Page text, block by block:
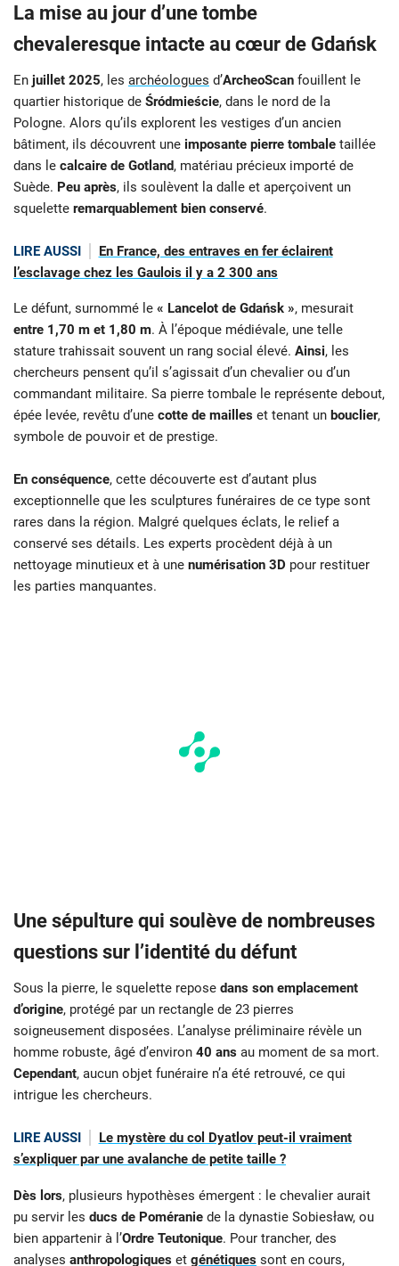
La mise au jour d’une tombe
chevaleresque intacte au cœur de Gdańsk
En juillet 2025, les archéologues d’ArcheoScan fouillent le
quartier historique de Śródmieście, dans le nord de la
Pologne. Alors qu’ils explorent les vestiges d’un ancien
bâtiment, ils découvrent une imposante pierre tombale taillée
dans le calcaire de Gotland, matériau précieux importé de
Suède. Peu après, ils soulèvent la dalle et aperçoivent un
squelette remarquablement bien conservé.
LIRE AUSSI
En France, des entraves en fer éclairent
l’esclavage chez les Gaulois il y a 2 300 ans
Le défunt, surnommé le « Lancelot de Gdańsk », mesurait
entre 1,70 m et 1,80 m. À l’époque médiévale, une telle
stature trahissait souvent un rang social élevé. Ainsi, les
chercheurs pensent qu’il s’agissait d’un chevalier ou d’un
commandant militaire. Sa pierre tombale le représente debout,
épée levée, revêtu d’une cotte de mailles et tenant un bouclier,
symbole de pouvoir et de prestige.
En conséquence, cette découverte est d’autant plus
exceptionnelle que les sculptures funéraires de ce type sont
rares dans la région. Malgré quelques éclats, le relief a
conservé ses détails. Les experts procèdent déjà à un
nettoyage minutieux et à une numérisation 3D pour restituer
les parties manquantes.
Une sépulture qui soulève de nombreuses
questions sur l’identité du défunt
Sous la pierre, le squelette repose dans son emplacement
d’origine, protégé par un rectangle de 23 pierres
soigneusement disposées. L’analyse préliminaire révèle un
homme robuste, âgé d’environ 40 ans au moment de sa mort.
Cependant, aucun objet funéraire n’a été retrouvé, ce qui
intrigue les chercheurs.
LIRE AUSSI
Le mystère du col Dyatlov peut-il vraiment
s’expliquer par une avalanche de petite taille ?
Dès lors, plusieurs hypothèses émergent : le chevalier aurait
pu servir les ducs de Poméranie de la dynastie Sobiesław, ou
bien appartenir à l’Ordre Teutonique. Pour trancher, des
analyses anthropologiques et génétiques sont en cours,